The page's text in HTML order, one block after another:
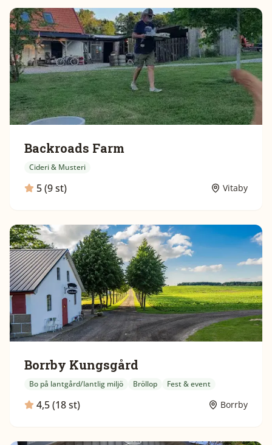
Backroads Farm
Cideri & Musteri
5 (9 st) Vitaby
Borrby Kungsgård
Bo på lantgård/lantlig miljö Bröllop Fest & event
4,5 (18 st) Borrby